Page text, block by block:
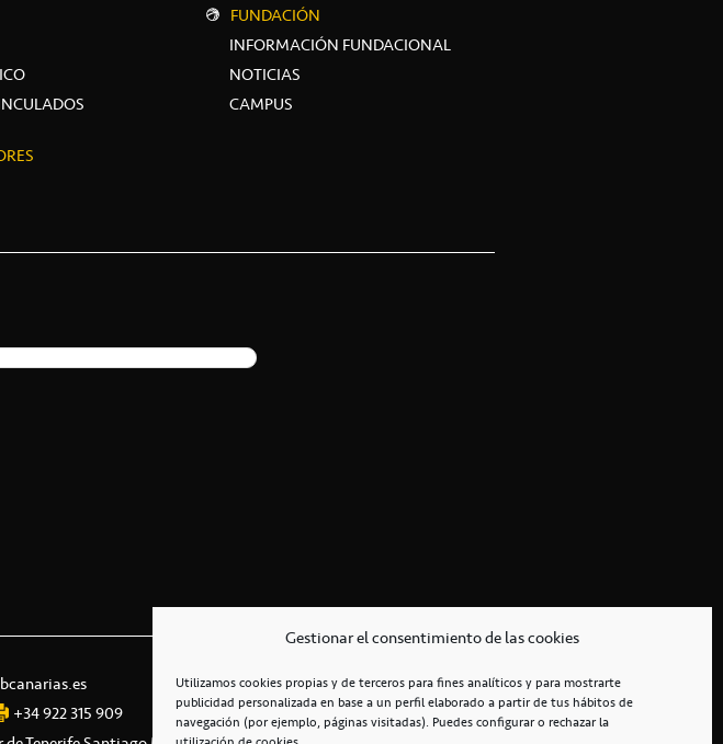
Gestionar el consentimiento de las cookies
Utilizamos cookies propias y de terceros para fines analíticos y para mostrarte
publicidad personalizada en base a un perfil elaborado a partir de tus hábitos de
navegación (por ejemplo, páginas visitadas). Puedes configurar o rechazar la
FUNDACIÓN
INFORMACIÓN FUNDACIONAL
NOTICIAS
CAMPUS
+34 922 315 909